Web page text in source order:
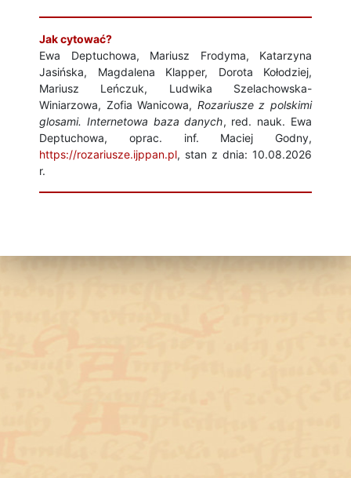
Jak cytować?
Ewa Deptuchowa, Mariusz Frodyma, Katarzyna
Jasińska, Magdalena Klapper, Dorota Kołodziej,
Mariusz Leńczuk, Ludwika Szelachowska-
Winiarzowa, Zofia Wanicowa, Rozariusze z polskimi
glosami. Internetowa baza danych, red. nauk. Ewa
Deptuchowa, oprac. inf. Maciej Godny,
https://rozariusze.ijppan.pl, stan z dnia: 10.08.2026
r.